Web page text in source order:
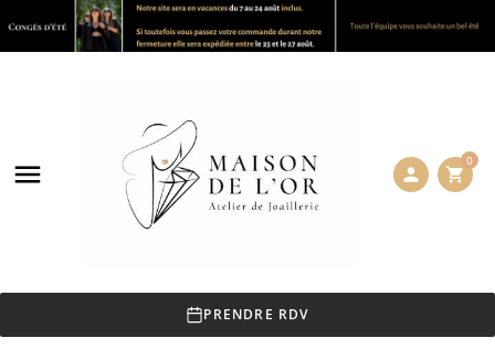
 person shopping_cart
0
PRENDRE RDV